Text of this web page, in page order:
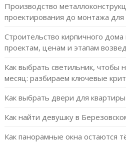
Производство
проектирования до монтажа
Строительство кирпичного
проектам, ценам и этапам
Как выбрать светильник, чтобы
месяц: разбираем ключевые
Как выбрать двери для
Как найти девушку в
Как панорамные окна остаются